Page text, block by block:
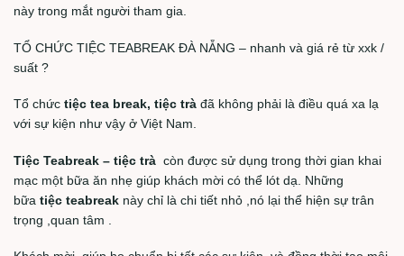
này trong mắt người tham gia.
TỔ CHỨC TIỆC TEABREAK ĐÀ NẴNG – nhanh và giá rẻ từ xxk /
suất ?
Tổ chức tiệc tea break, tiệc trà đã không phải là điều quá xa lạ
với sự kiện như vậy ở Việt Nam.
Tiệc Teabreak – tiệc trà còn được sử dụng trong thời gian khai
mạc một bữa ăn nhẹ giúp khách mời có thể lót dạ. Những
bữa tiệc teabreak này chỉ là chi tiết nhỏ ,nó lại thể hiện sự trân
trọng ,quan tâm .